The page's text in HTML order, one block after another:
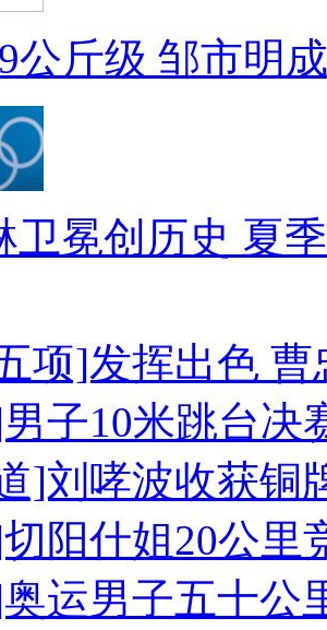
公斤级 邹市明
卫冕创历史 夏
项]发挥出色
子10米跳台决
]刘哮波收获铜
阳什姐20公里
运男子五十公